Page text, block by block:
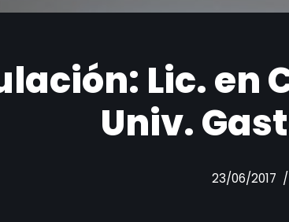
Lic. en
Univ.
23/06/2017